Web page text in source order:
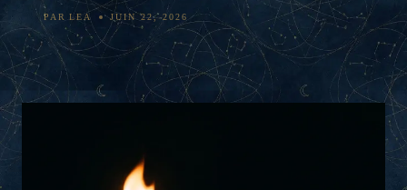
PAR LEA JUIN 22, 2026